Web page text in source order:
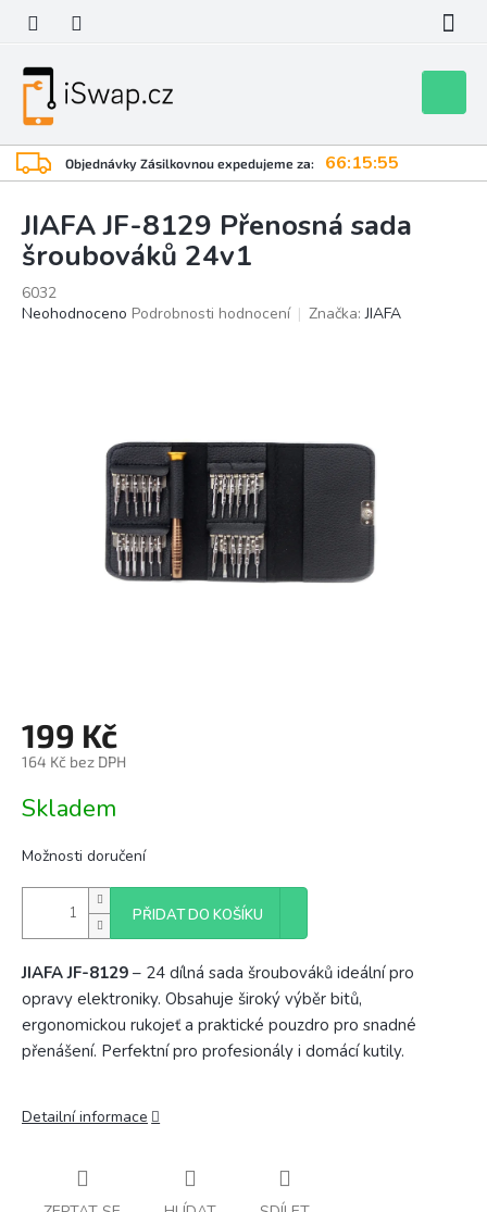
obsah
Objednávky Zásilkovnou expedujeme za: 66:15:54
košík
JIAFA JF-8129 Přenosná sada
šroubováků 24v1
6032
Průměrné
Neohodnoceno Podrobnosti hodnocení Značka:JIAFA
199 Kč
164 Kč bez DPH
cena:
Skladem
Možnosti doručení
PŘIDAT DO KOŠÍKU
JIAFA JF-8129 – 24 dílná sada šroubováků ideální pro
opravy elektroniky. Obsahuje široký výběr bitů,
ergonomickou rukojeť a praktické pouzdro pro snadné
přenášení. Perfektní pro profesionály i domácí kutily.
Detailní informace